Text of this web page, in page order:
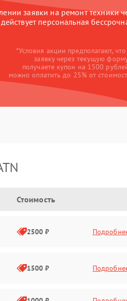
заявки на ремонт техники
действует персональная
*Условия акции предполагают,
заявку через текущую
получаете купон на 1500
можно оплатить до 25% от
Стоимость
2500 ₽
1500 ₽